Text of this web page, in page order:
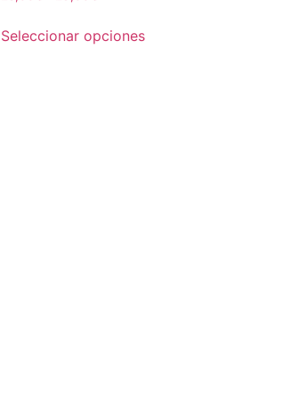
Seleccionar opciones